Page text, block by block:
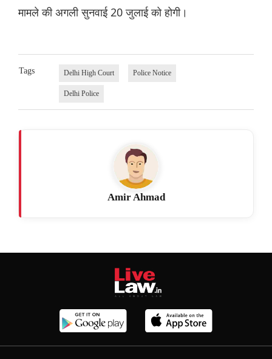
मामले की अगली सुनवाई 20 जुलाई को होगी।
Tags Delhi High Court Police Notice
Delhi Police
Amir Ahmad